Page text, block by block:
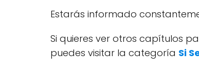
Estarás informado
Si quieres ver otros capítulos
puedes visitar la categoría Si